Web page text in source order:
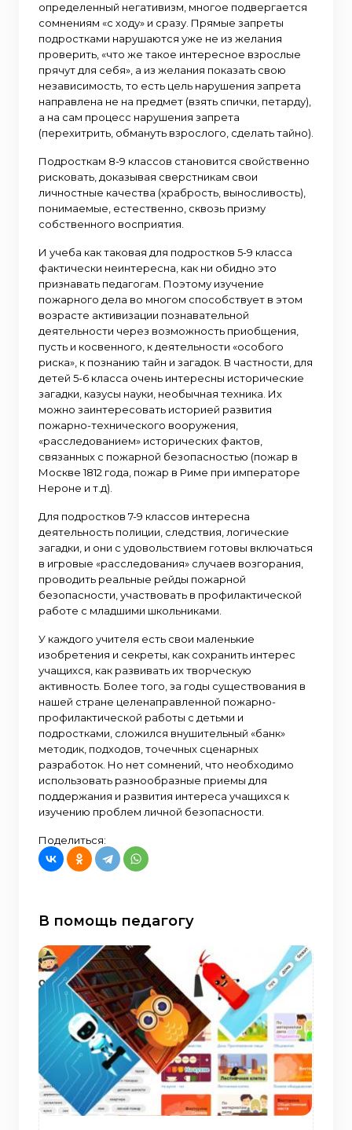
определенный негативизм, многое подвергается
сомнениям «с ходу» и сразу. Прямые запреты
подростками нарушаются уже не из желания
проверить, «что же такое интересное взрослые
прячут для себя», а из желания показать свою
независимость, то есть цель нарушения запрета
направлена не на предмет (взять спички, петарду),
а на сам процесс нарушения запрета
(перехитрить, обмануть взрослого, сделать тайно).
Подросткам 8-9 классов становится свойственно
рисковать, доказывая сверстникам свои
личностные качества (храбрость, выносливость),
понимаемые, естественно, сквозь призму
собственного восприятия.
И учеба как таковая для подростков 5-9 класса
фактически неинтересна, как ни обидно это
признавать педагогам. Поэтому изучение
пожарного дела во многом способствует в этом
возрасте активизации познавательной
деятельности через возможность приобщения,
пусть и косвенного, к деятельности «особого
риска», к познанию тайн и загадок. В частности, для
детей 5-6 класса очень интересны исторические
загадки, казусы науки, необычная техника. Их
можно заинтересовать историей развития
пожарно-технического вооружения,
«расследованием» исторических фактов,
связанных с пожарной безопасностью (пожар в
Москве 1812 года, пожар в Риме при императоре
Нероне и т.д).
Для подростков 7-9 классов интересна
деятельность полиции, следствия, логические
загадки, и они с удовольствием готовы включаться
в игровые «расследования» случаев возгорания,
проводить реальные рейды пожарной
безопасности, участвовать в профилактической
работе с младшими школьниками.
У каждого учителя есть свои маленькие
изобретения и секреты, как сохранить интерес
учащихся, как развивать их творческую
активность. Более того, за годы существования в
нашей стране целенаправленной пожарно-
профилактической работы с детьми и
подростками, сложился внушительный «банк»
методик, подходов, точечных сценарных
разработок. Но нет сомнений, что необходимо
использовать разнообразные приемы для
поддержания и развития интереса учащихся к
изучению проблем личной безопасности.
Поделиться:
В помощь педагогу